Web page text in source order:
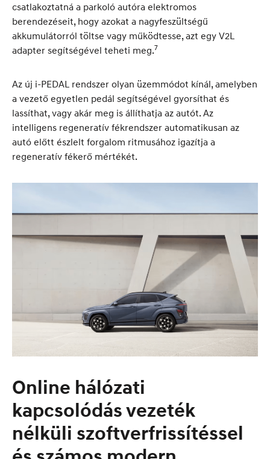
csatlakoztatná a parkoló autóra elektromos
berendezéseit, hogy azokat a nagyfeszültségű
akkumulátorról töltse vagy működtesse, azt egy V2L
adapter segítségével teheti meg.7
Az új i-PEDAL rendszer olyan üzemmódot kínál, amelyben
a vezető egyetlen pedál segítségével gyorsíthat és
lassíthat, vagy akár meg is állíthatja az autót. Az
intelligens regeneratív fékrendszer automatikusan az
autó előtt észlelt forgalom ritmusához igazítja a
regeneratív fékerő mértékét.
Online hálózati
kapcsolódás vezeték
nélküli szoftverfrissítéssel